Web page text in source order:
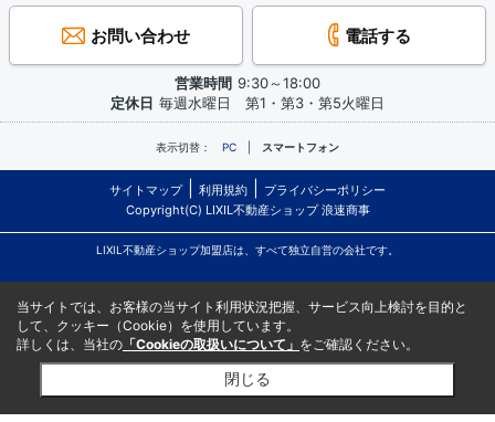
お問い合わせ 電話する
営業時間 9:30～18:00
定休日 毎週水曜日 第1・第3・第5火曜日
表示切替： PC スマートフォン
サイトマップ 利用規約
プライバシーポリシー
Copyright(C) LIXIL不動産ショップ 浪速商事
LIXIL不動産ショップ加盟店は、すべて独立自営の会社です。
当サイトでは、お客様の当サイト利用状況把握、サービス向上検討を目的と
して、クッキー（Cookie）を使用しています。
詳しくは、当社の 「Cookieの取扱いについて」 をご確認ください。
閉じる